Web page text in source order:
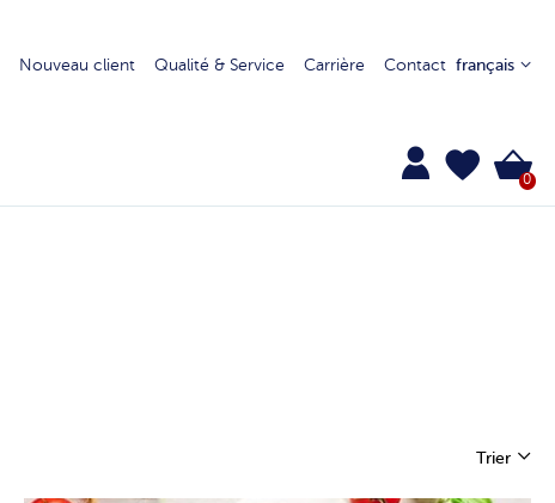
Nouveau client Qualité & Service Carrière Contact français
0
Trier